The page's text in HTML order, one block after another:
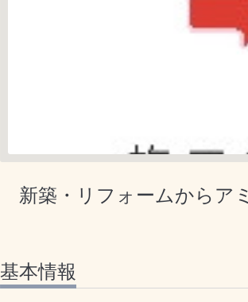
新築・リフォームからア
基本情報